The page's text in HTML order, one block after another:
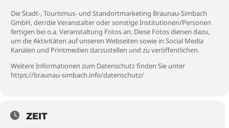
Die Stadt-, Tourismus- und Standortmarketing Braunau-Simbach
GmbH, der/die Veranstalter oder sonstige Institutionen/Personen
fertigen bei o.a. Veranstaltung Fotos an. Diese Fotos dienen dazu,
um die Aktivitäten auf unseren Webseiten sowie in Social Media
Kanälen und Printmedien darzustellen und zu veröffentlichen.
Weitere Informationen zum Datenschutz finden Sie unter
https://braunau-simbach.info/datenschutz/
ZEIT